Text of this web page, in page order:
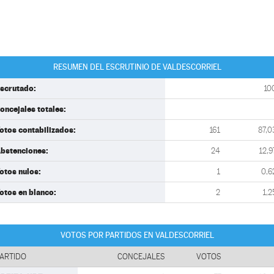
RESUMEN DEL ESCRUTINIO DE VALDESCORRIEL
totales:
contabilizados: 161
24
nulos: 1
en blanco: 2
VOTOS POR PARTIDOS EN VALDESCORRIEL
CONCEJALES VOTOS